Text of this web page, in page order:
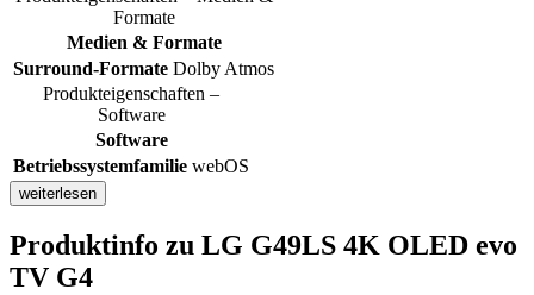
Formate
Medien & Formate
Surround-Formate Dolby Atmos
Produkteigenschaften –
Software
Software
Betriebssystemfamilie webOS
weiterlesen
Produktinfo zu LG G49LS 4K OLED evo
TV G4